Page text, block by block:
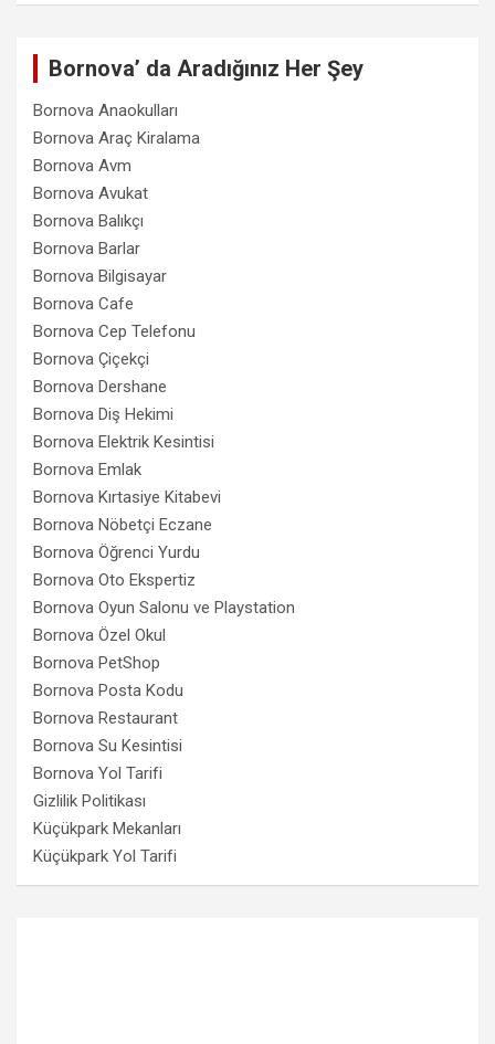
Bornova’ da Aradığınız Her Şey
Bornova Anaokulları
Bornova Araç Kiralama
Bornova Avm
Bornova Avukat
Bornova Balıkçı
Bornova Barlar
Bornova Bilgisayar
Bornova Cafe
Bornova Cep Telefonu
Bornova Çiçekçi
Bornova Dershane
Bornova Diş Hekimi
Bornova Elektrik Kesintisi
Bornova Emlak
Bornova Kırtasiye Kitabevi
Bornova Nöbetçi Eczane
Bornova Öğrenci Yurdu
Bornova Oto Ekspertiz
Bornova Oyun Salonu ve Playstation
Bornova Özel Okul
Bornova PetShop
Bornova Posta Kodu
Bornova Restaurant
Bornova Su Kesintisi
Bornova Yol Tarifi
Gizlilik Politikası
Küçükpark Mekanları
Küçükpark Yol Tarifi